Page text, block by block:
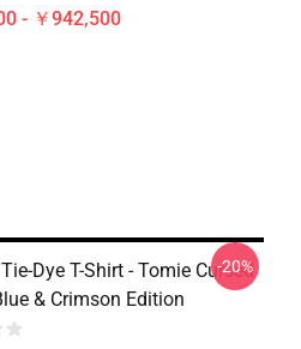
- ￥942,500
Dye T-Shirt - Tomie Cursed
& Crimson Edition
-20%